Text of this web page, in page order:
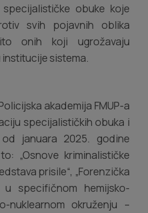
obuke koje
svih pojavnih oblika
onih koji ugrožavaju
sistema.
akademija FMUP-a
specijalističkih obuka i
januara 2025. godine
„Osnove kriminalističke
prisile“, „Forenzička
specifičnom hemijsko-
nuklearnom okruženju –